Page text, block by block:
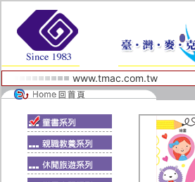
www.tmac.com.tw